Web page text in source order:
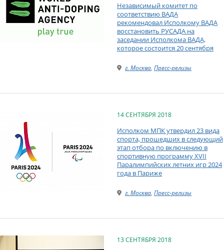
Независимый комитет по
соответствию ВАДА
рекомендовал Исполкому ВАДА
восстановить РУСАДА на
заседании Исполкома ВАДА,
которое состоится 20 сентября
г. Москва, Пресс-релизы
14 СЕНТЯБРЯ 2018
Исполком МПК утвердил 23 вида
спорта, прошедших в следующий
этап отбора по включению в
спортивную программу XVII
Паралимпийских летних игр 2024
года в Париже
г. Москва, Пресс-релизы
13 СЕНТЯБРЯ 2018